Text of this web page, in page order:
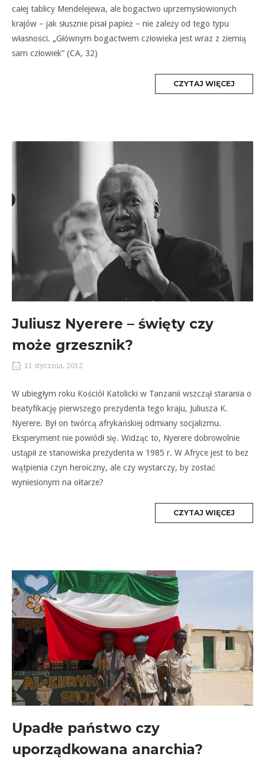
całej tablicy Mendelejewa, ale bogactwo uprzemysłowionych
krajów – jak słusznie pisał papież – nie zależy od tego typu
własności. „Głównym bogactwem człowieka jest wraz z ziemią
sam człowiek” (CA, 32)
CZYTAJ WIĘCEJ
Juliusz Nyerere – święty czy
może grzesznik?
11 stycznia, 2012
W ubiegłym roku Kościół Katolicki w Tanzanii wszczął starania o
beatyfikację pierwszego prezydenta tego kraju, Juliusza K.
Nyerere. Był on twórcą afrykańskiej odmiany socjalizmu.
Eksperyment nie powiódł się. Widząc to, Nyerere dobrowolnie
ustąpił ze stanowiska prezydenta w 1985 r. W Afryce jest to bez
wątpienia czyn heroiczny, ale czy wystarczy, by zostać
wyniesionym na ołtarze?
CZYTAJ WIĘCEJ
Upadłe państwo czy
uporządkowana anarchia?